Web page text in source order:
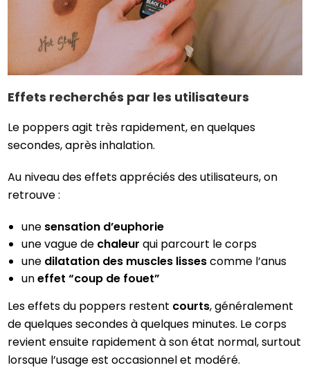
Effets recherchés par les utilisateurs
Le poppers agit très rapidement, en quelques
secondes, après inhalation.
Au niveau des effets appréciés des utilisateurs, on
retrouve :
une sensation d’euphorie
une vague de chaleur qui parcourt le corps
une dilatation des muscles lissescomme l’anus
uneffet “coup de fouet”
Les effets du poppers restent courts, généralement
de quelques secondes à quelques minutes. Le corps
revient ensuite rapidement à son état normal, surtout
lorsque l’usage est occasionnel et modéré.